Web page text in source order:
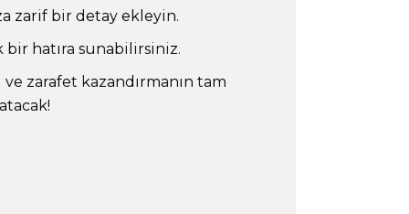
zarif bir detay ekleyin.
hatıra sunabilirsiniz.
zarafet kazandırmanın tam